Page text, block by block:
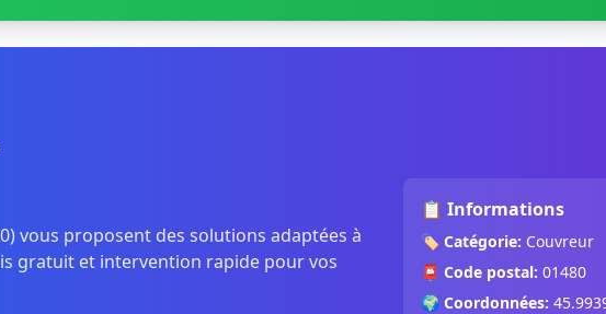
vous proposent des solutions adaptées à
gratuit et intervention rapide pour vos
📋 Informations
🏷️ Catégorie: Couvreur
📮 Code postal: 01480
🌍 Coordonnées: